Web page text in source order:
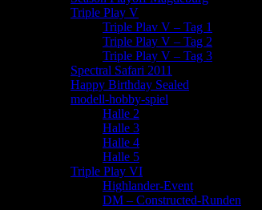
Triple Play V
Triple Plav V – Tag 1
Triple Play V – Tag 2
Triple Play V – Tag 3
Spectral Safari 2011
Happy Birthday Sealed
modell-hobby-spiel
Halle 2
Halle 3
Halle 4
Halle 5
Triple Play VI
Highlander-Event
DM – Constructed-Runden